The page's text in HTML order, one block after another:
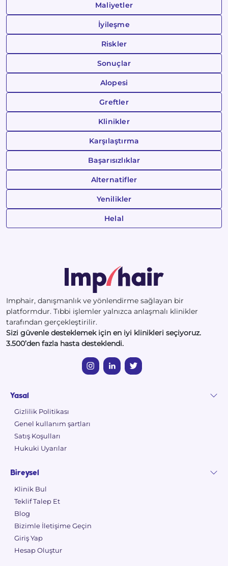
Maliyetler
İyileşme
Riskler
Sonuçlar
Alopesi
Greftler
Klinikler
Karşılaştırma
Başarısızlıklar
Alternatifler
Yenilikler
Helal
Imphair, danışmanlık ve yönlendirme sağlayan bir
platformdur. Tıbbi işlemler yalnızca anlaşmalı klinikler
tarafından gerçekleştirilir.
Sizi güvenle desteklemek için en iyi klinikleri seçiyoruz.
3.500’den fazla hasta desteklendi.
Yasal
Gizlilik Politikası
Genel kullanım şartları
Satış Koşulları
Hukuki Uyarılar
Bireysel
Klinik Bul
Teklif Talep Et
Blog
Bizimle İletişime Geçin
Giriş Yap
Hesap Oluştur